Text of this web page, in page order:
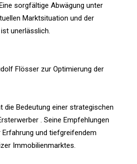
sorgfältige Abwägung unter
Marktsituation und der
unerlässlich.
Flösser zur Optimierung der
die Bedeutung einer strategischen
. Seine Empfehlungen
und tiefgreifendem
Immobilienmarktes.